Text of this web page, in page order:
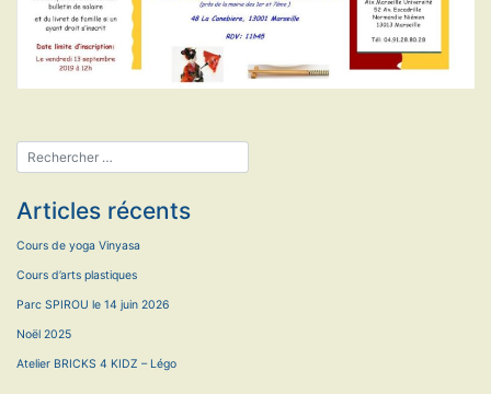
Articles récents
Cours de yoga Vinyasa
Cours d’arts plastiques
Parc SPIROU le 14 juin 2026
Noël 2025
Atelier BRICKS 4 KIDZ – Légo